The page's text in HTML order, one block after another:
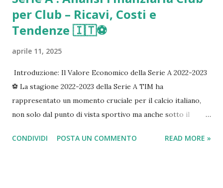
per Club – Ricavi, Costi e
Tendenze 🇮🇹⚽️
aprile 11, 2025
Introduzione: Il Valore Economico della Serie A 2022-2023
⚽️ La stagione 2022-2023 della Serie A TIM ha
rappresentato un momento cruciale per il calcio italiano,
non solo dal punto di vista sportivo ma anche sotto il
post-pandemica e di rinnovate ambizioni europee, l'analisi
CONDIVIDI POSTA UN COMMENTO READ MORE »